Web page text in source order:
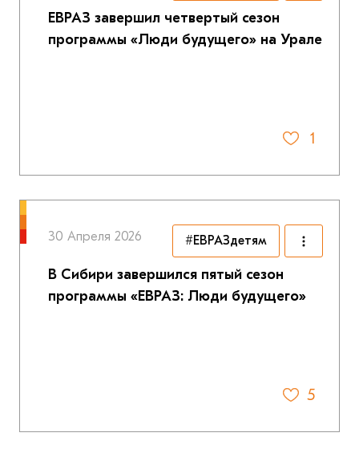
ЕВРАЗ завершил четвертый сезон
программы «Люди будущего» на Урале
1
30 Апреля 2026
В Сибири завершился пятый сезон
программы «ЕВРАЗ: Люди будущего»
#ЕВРАЗдетям
5